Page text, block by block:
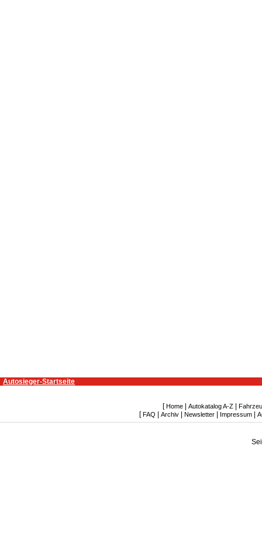
Autosieger-Startseite
[ Home Autokatalog A-Z
[ FAQ Archiv| Newsletter| Impressum|